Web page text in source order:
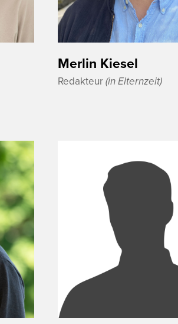
Merlin Kiesel
Redakteur (in Elternzeit)